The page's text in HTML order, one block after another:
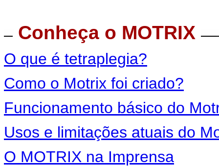
Conheça o MOTRIX
O que é tetraplegia?
Como o Motrix foi criado?
Funcionamento básico do
Usos e limitações atuais do
O MOTRIX na Imprensa